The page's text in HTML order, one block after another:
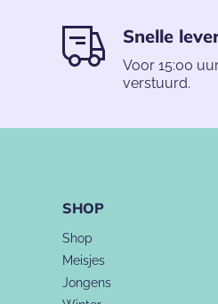
Snelle
Voor 15:00
verstuurd.
SHOP
Shop
Meisjes
Jongens